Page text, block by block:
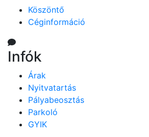
Köszöntő
Céginformáció
Infók
Árak
Nyitvatartás
Pályabeosztás
Parkoló
GYIK